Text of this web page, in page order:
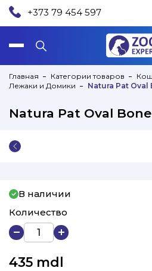
+373 79 454 597
Главная Категории товаров
Лежаки и Домики
Natura Pat Oval
Natura Pat Oval
В наличии
Количество
435 mdl